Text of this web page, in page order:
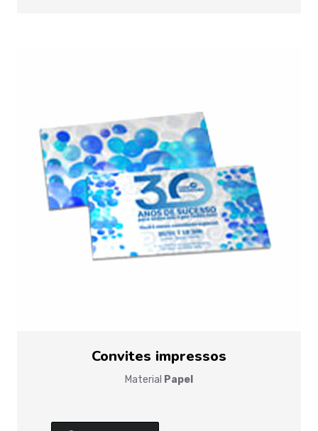
Convites impressos
Material Papel